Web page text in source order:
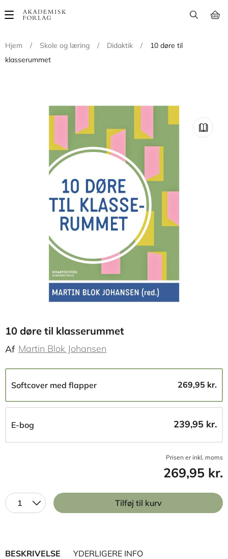
Main
Hjem
/ Skole og læring / Didaktik /
10 døre til
klasserummet
10 døre til klasserummet
Af Martin Blok Johansen
Softcover med flapper 269,95 kr.
E-bog 239,95 kr.
Prisen er inkl, moms
269,95 kr.
1 Tilføj til kurv
BESKRIVELSE YDERLIGERE INFO